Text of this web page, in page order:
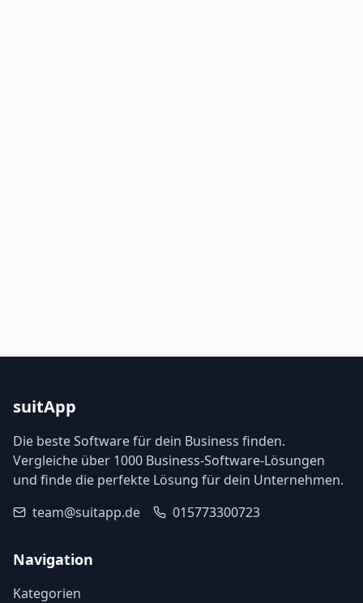
suitApp
Die beste Software für dein Business finden.
Vergleiche über 1000 Business-Software-Lösungen
und finde die perfekte Lösung für dein Unternehmen.
team@suitapp.de
015773300723
Navigation
Kategorien